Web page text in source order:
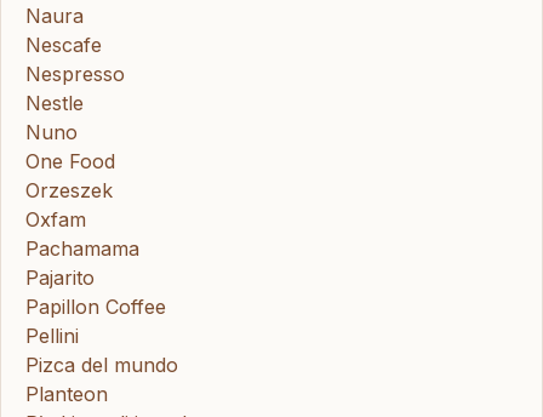
Naura
Nescafe
Nespresso
Nestle
Nuno
One Food
Orzeszek
Oxfam
Pachamama
Pajarito
Papillon Coffee
Pellini
Pizca del mundo
Planteon